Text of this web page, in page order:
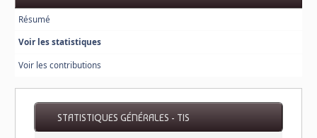
Résumé
Voir les statistiques
Voir les contributions
STATISTIQUES GÉNÉRALES - TIS